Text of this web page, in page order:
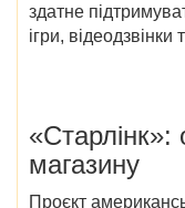
здатне
ігри, відеодзвінки
«Старлінк»:
магазину
Проєкт